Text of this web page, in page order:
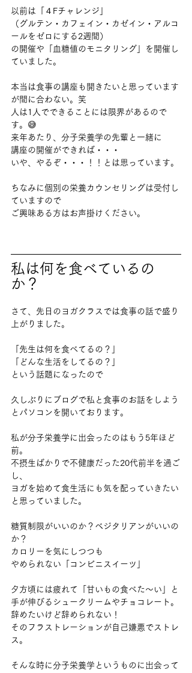
以前は「４Fチャレンジ」
（グルテン・カフェイン・カゼイン・アルコ
ールをゼロにする2週間）
の開催や「血糖値のモニタリング」を開催し
ていました。
本当は食事の講座も開きたいと思っています
が間に合わない。笑
人は1人でできることには限界があるので
す。😅
来年あたり、分子栄養学の先輩と一緒に
講座の開催ができれば・・・
いや、やるぞ・・・！！とは思っています。
ちなみに個別の栄養カウンセリングは受付し
ていますので
ご興味ある方はお声掛けください。
私は何を食べているの
か？
さて、先日のヨガクラスでは食事の話で盛り
上がりました。
「先生は何を食べてるの？」
「どんな生活をしてるの？」
という話題になったので
久しぶりにブログで私と食事のお話をしよう
とパソコンを開いております。
私が分子栄養学に出会ったのはもう5年ほど
前。
不摂生ばかりで不健康だった20代前半を過ご
し、
ヨガを始めて食生活にも気を配っていきたい
と思っていました。
糖質制限がいいのか？ベジタリアンがいいの
か？
カロリーを気にしつつも
やめられない「コンビニスイーツ」
夕方頃には疲れて「甘いもの食べた～い」と
手が伸びるシュークリームやチョコレート。
辞めたいけど辞められない！
そのフラストレーションが自己嫌悪でストレ
ス。
そんな時に分子栄養学というものに出会って